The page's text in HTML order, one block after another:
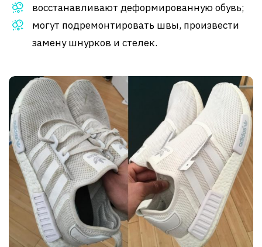
восстанавливают деформированную обувь;
могут подремонтировать швы, произвести
замену шнурков и стелек.